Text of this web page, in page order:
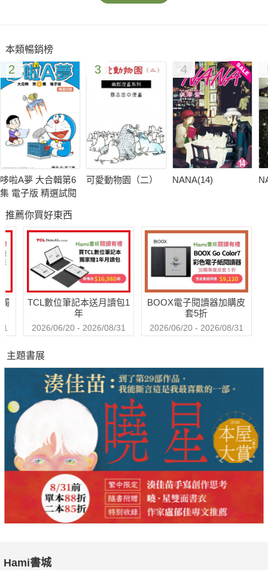
本類暢銷榜
2
哆啦A夢 大合輯第6
集 電子版 精選試閱
3
可愛動物園（二）
4
NANA(14)
推薦你買好東西
TCL數位筆記本送月讀包1
年
2026/06/20 - 2026/08/31
BOOX電子閱讀器加購皮
套5折
2026/06/20 - 2026/08/31
主題書展
Hami書城